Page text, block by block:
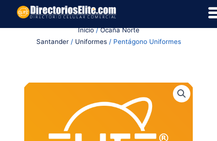
Inicio/Ocaña Norte
Santander/ Uniformes/ Pentágono Uniformes